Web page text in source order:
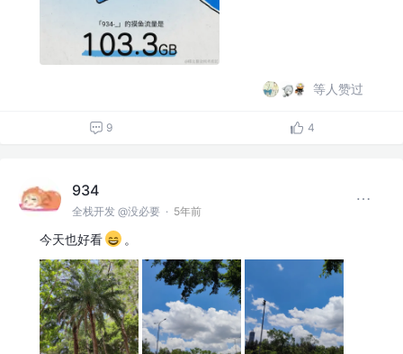
等人赞过
9 4
934
全栈开发 @没必要 · 5年前
今天也好看 。